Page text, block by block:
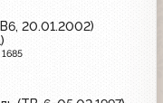
20.01.2002)
1685